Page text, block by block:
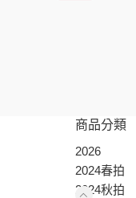
商品分類
2026
2024春拍
2024秋拍